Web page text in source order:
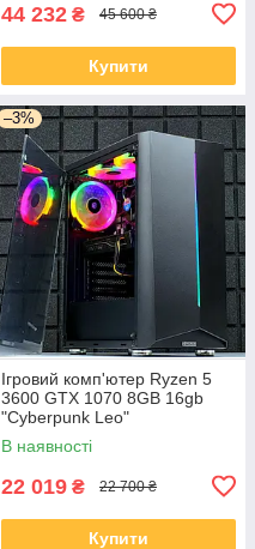
44 232 ₴ 45 600 ₴
Купити
–3%
Ігровий комп'ютер Ryzen 5
3600 GTX 1070 8GB 16gb
"Cyberpunk Leo"
В наявності
22 019 ₴ 22 700 ₴
Купити